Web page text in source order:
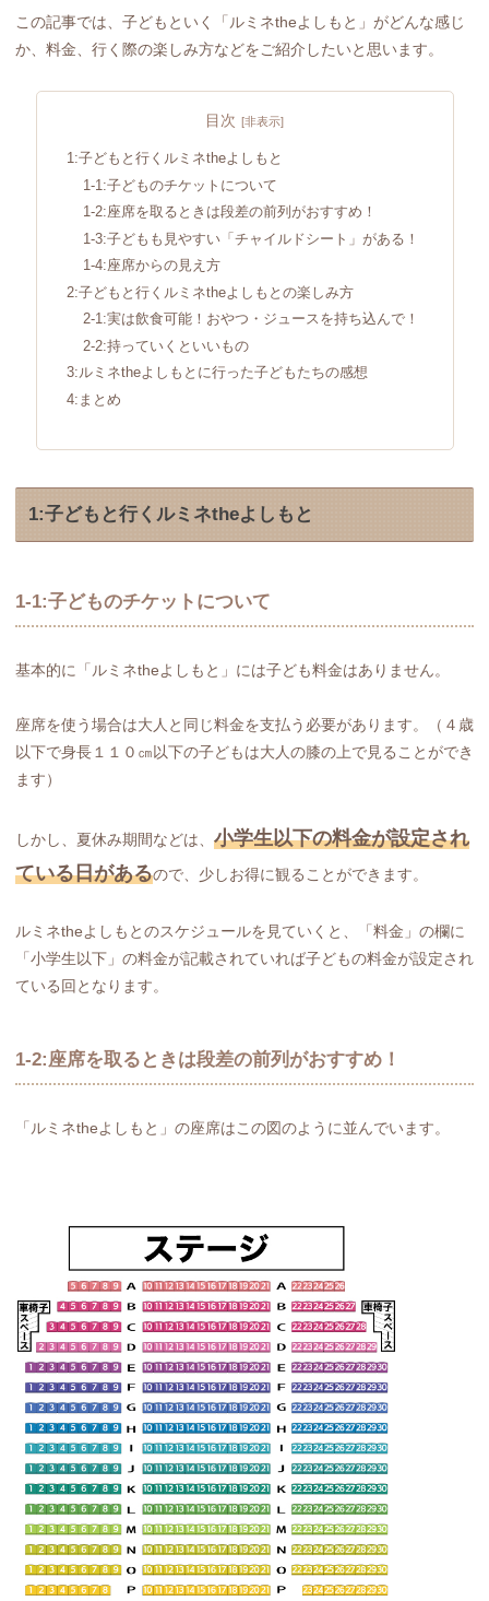
この記事では、子どもといく「ルミネtheよしもと」がどんな感じ
か、料金、行く際の楽しみ方などをご紹介したいと思います。
目次
1:子どもと行くルミネtheよしもと
1-1:子どものチケットについて
1-2:座席を取るときは段差の前列がおすすめ！
1-3:子どもも見やすい「チャイルドシート」がある！
1-4:座席からの見え方
2:子どもと行くルミネtheよしもとの楽しみ方
2-1:実は飲食可能！おやつ・ジュースを持ち込んで！
2-2:持っていくといいもの
3:ルミネtheよしもとに行った子どもたちの感想
4:まとめ
1:子どもと行くルミネtheよしもと
1-1:子どものチケットについて
基本的に「ルミネtheよしもと」には子ども料金はありません。
座席を使う場合は大人と同じ料金を支払う必要があります。（４歳
以下で身長１１０㎝以下の子どもは大人の膝の上で見ることができ
ます）
しかし、夏休み期間などは、 小学生以下の料金が設定され
ている日があるので、少しお得に観ることができます。
ルミネtheよしもとのスケジュールを見ていくと、「料金」の欄に
「小学生以下」の料金が記載されていれば子どもの料金が設定され
ている回となります。
1-2:座席を取るときは段差の前列がおすすめ！
「ルミネtheよしもと」の座席はこの図のように並んでいます。